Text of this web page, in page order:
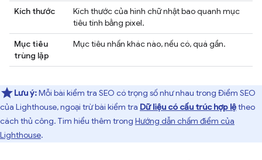
Kích thước
Kích thước của hình chữ nhật bao quanh mục
tiêu tính bằng pixel.
Mục tiêu
trùng lặp
Mục tiêu nhấn khác nào, nếu có, quá gần.
Lưu ý:Mỗi bài kiểm tra SEO có trọng số như nhau trong Điểm SEO
của Lighthouse, ngoại trừ bài kiểm tra Dữ liệu có cấu trúc hợp lệtheo
cách thủ công. Tìm hiểu thêm trong Hướng dẫn chấm điểm của
Lighthouse.